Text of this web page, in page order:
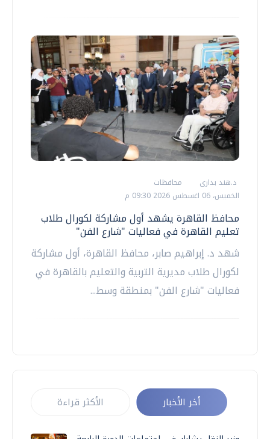
د.هند بدارى
محافظات
الخميس، 06 اغسطس 2026 09:30 م
محافظ القاهرة يشهد أول مشاركة لكورال طلاب
تعليم القاهرة في فعاليات "شارع الفن"
شهد د. إبراهيم صابر، محافظ القاهرة، أول مشاركة
لكورال طلاب مديرية التربية والتعليم بالقاهرة في
فعاليات "شارع الفن" بمنطقة وسط...
أخر الأخبار الأكثر قراءة